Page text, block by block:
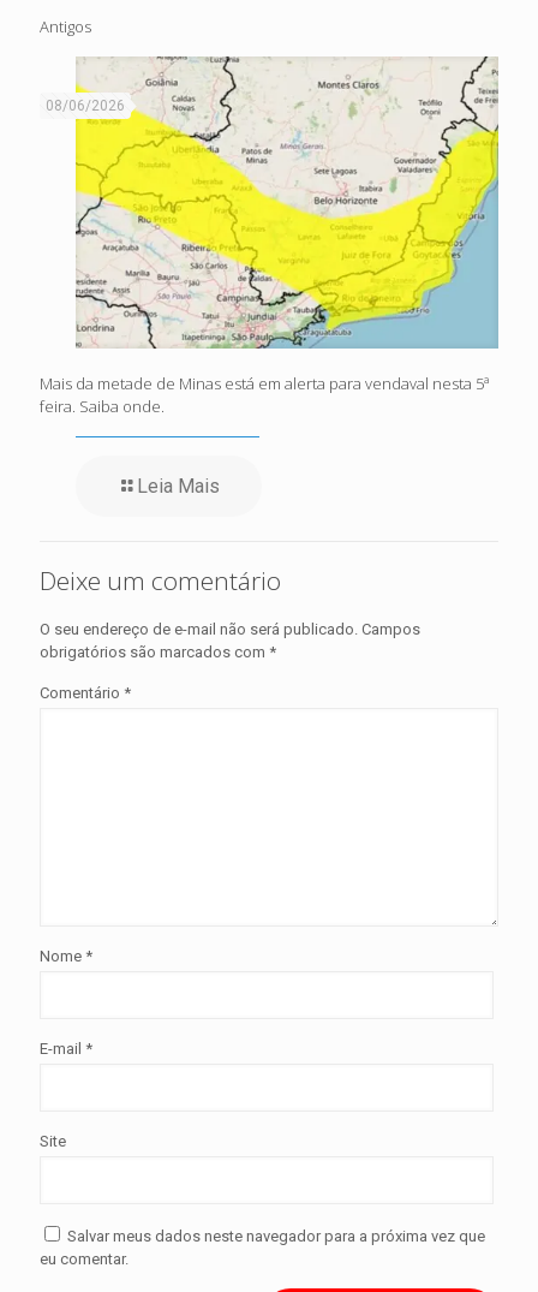
Antigos
08/06/2026
Mais da metade de Minas está em alerta para vendaval nesta 5ª
feira. Saiba onde.
Leia Mais
Deixe um comentário
O seu endereço de e-mail não será publicado. Campos
obrigatórios são marcados com *
Comentário *
Nome *
E-mail *
Site
Salvar meus dados neste navegador para a próxima vez que
eu comentar.